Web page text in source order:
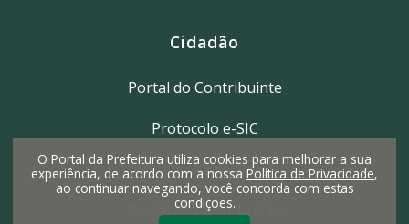
Cidadão
Portal do Contribuinte
Protocolo e-SIC
IPTU 2ª Via do Carnê
Portal do Contribuinte
O Portal da Prefeitura utiliza cookies para melhorar a sua
experiência, de acordo com a nossa Política de Privacidade,
ao continuar navegando, você concorda com estas
condições.